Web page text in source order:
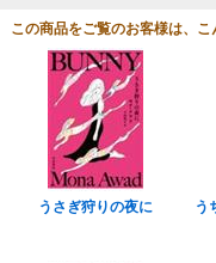
この商品をご覧のお客様は、こ
うさぎ狩りの夜に
う